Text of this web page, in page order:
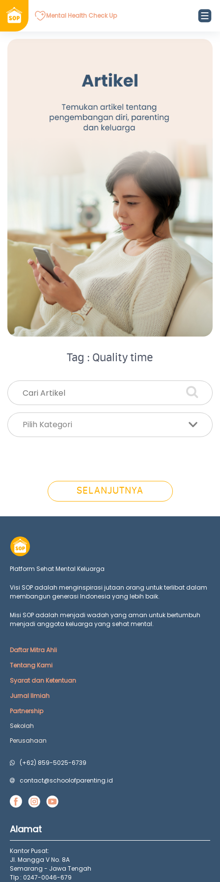
Mental Health Check Up
Tag : Quality time
SELANJUTNYA
Platform Sehat Mental Keluarga
Visi SOP adalah menginspirasi jutaan orang untuk terlibat dalam
membangun generasi Indonesia yang lebih baik.
Misi SOP adalah menjadi wadah yang aman untuk bertumbuh
menjadi anggota keluarga yang sehat mental.
Daftar Mitra Ahli
Tentang Kami
Syarat dan Ketentuan
Jurnal Ilmiah
Partnership
Sekolah
Perusahaan
(+62) 859-5025-6739
contact@schoolofparenting.id
Alamat
Kantor Pusat:
Jl. Mangga V No. 8A
Semarang - Jawa Tengah
Tlp : 0247-0046-679